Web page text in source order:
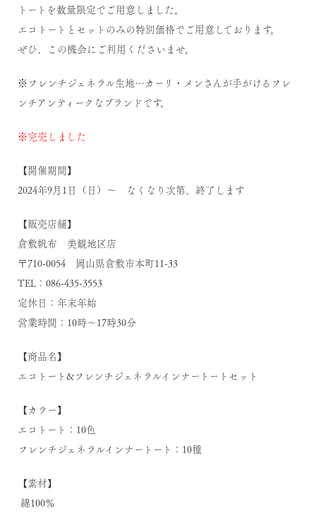
トートを数量限定でご用意しました。
エコトートとセットのみの特別価格でご用意しております。
ぜひ、この機会にご利用くださいませ。
※フレンチジェネラル生地…カーリ・メンさんが手がけるフレ
ンチアンティークなブランドです。
※完売しました
【開催期間】
2024年9月1日（日）～ なくなり次第、終了します
【販売店舗】
倉敷帆布 美観地区店
〒710-0054 岡山県倉敷市本町11-33
TEL：086-435-3553
定休日：年末年始
営業時間：10時～17時30分
【商品名】
エコトート&フレンチジェネラルインナートートセット
【カラー】
エコトート：10色
フレンチジェネラルインナートート：10種
【素材】
綿100％